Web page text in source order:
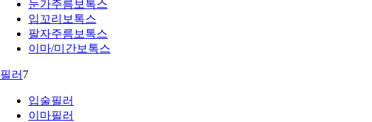
눈가주름보톡스
입꼬리보톡스
팔자주름보톡스
이마/미간보톡스
필러 7
입술필러
이마필러